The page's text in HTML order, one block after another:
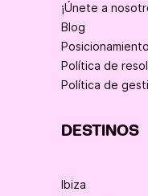
¡Únete a
Blog
Política de
Política de
DESTINOS
Ibiza